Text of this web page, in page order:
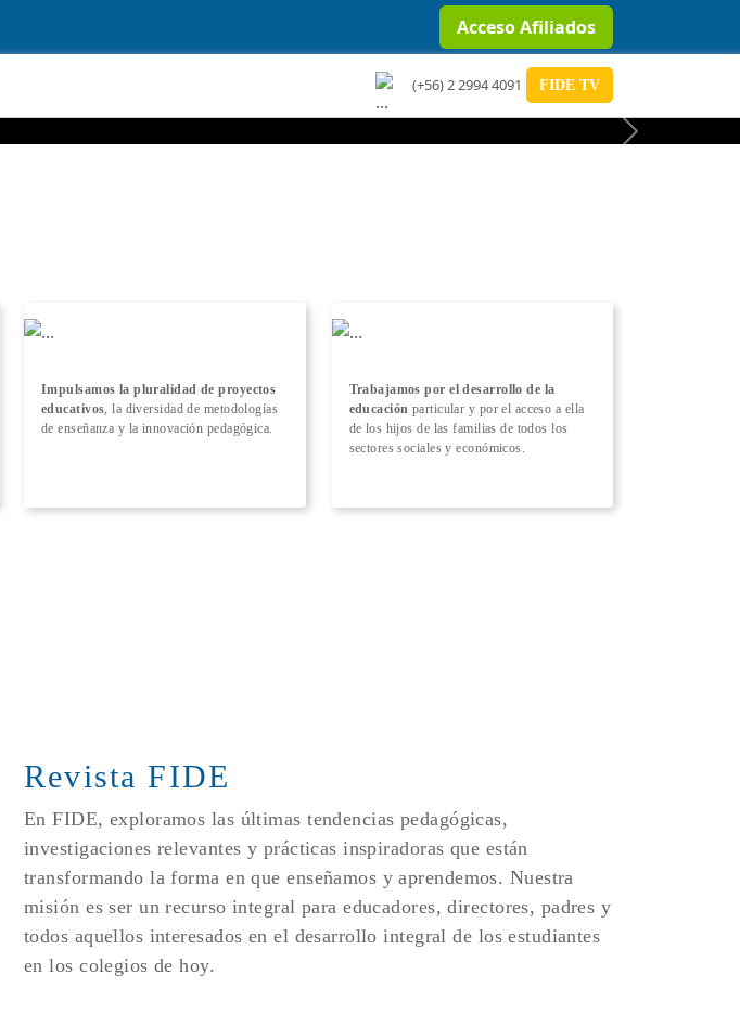
Acceso Afiliados
(+56) 2 2994 4091 FIDE TV
Next
Impulsamos la pluralidad de proyectos
educativos , la diversidad de metodologías
de enseñanza y la innovación pedagógica.
Trabajamos por el desarrollo de la
educación particular y por el acceso a ella
de los hijos de las familias de todos los
sectores sociales y económicos.
Revista FIDE
En FIDE, exploramos las últimas tendencias pedagógicas,
investigaciones relevantes y prácticas inspiradoras que están
transformando la forma en que enseñamos y aprendemos. Nuestra
misión es ser un recurso integral para educadores, directores, padres y
todos aquellos interesados en el desarrollo integral de los estudiantes
en los colegios de hoy.